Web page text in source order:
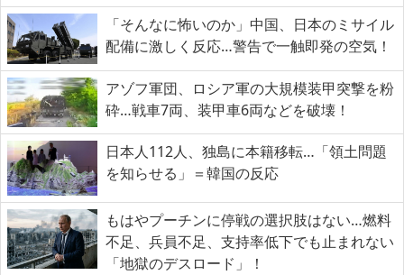
「そんなに怖いのか」中国、日本のミサイル
配備に激しく反応…警告で一触即発の空気！
アゾフ軍団、ロシア軍の大規模装甲突撃を粉
砕…戦車7両、装甲車6両などを破壊！
日本人112人、独島に本籍移転…「領土問題
を知らせる」＝韓国の反応
もはやプーチンに停戦の選択肢はない…燃料
不足、兵員不足、支持率低下でも止まれない
「地獄のデスロード」！